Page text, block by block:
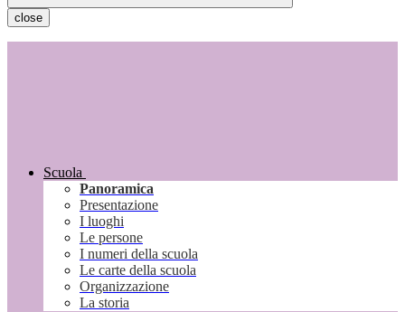
close
Scuola
Panoramica
Presentazione
I luoghi
Le persone
I numeri della scuola
Le carte della scuola
Organizzazione
La storia